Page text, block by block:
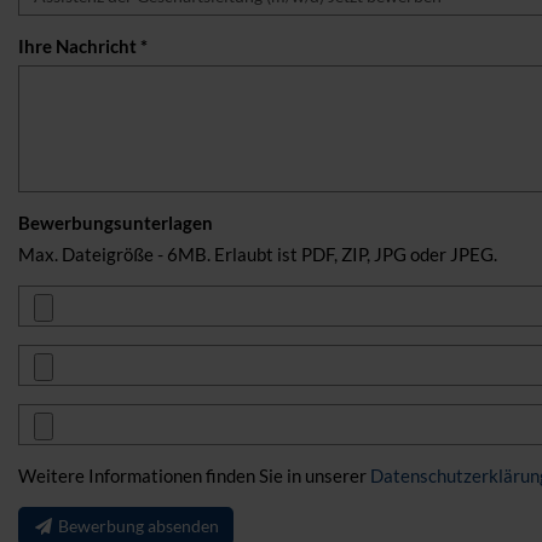
Ihre Nachricht *
Bewerbungsunterlagen
Max. Dateigröße - 6MB. Erlaubt ist PDF, ZIP, JPG oder JPEG.
Weitere Informationen finden Sie in unserer
Bewerbung absenden